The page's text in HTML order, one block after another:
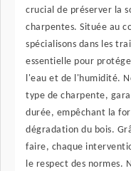
crucial de préserver la
charpentes. Située au
spécialisons dans les
essentielle pour
l'eau et de l'humidité.
type de charpente,
durée, empêchant la
dégradation du bois.
faire, chaque
le respect des normes.